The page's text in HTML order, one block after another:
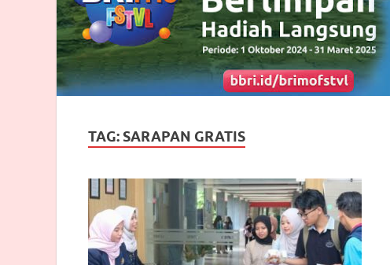
TAG: SARAPAN GRATIS